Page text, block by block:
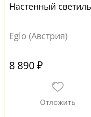
Настенный
Eglo (Австрия)
8 890 ₽